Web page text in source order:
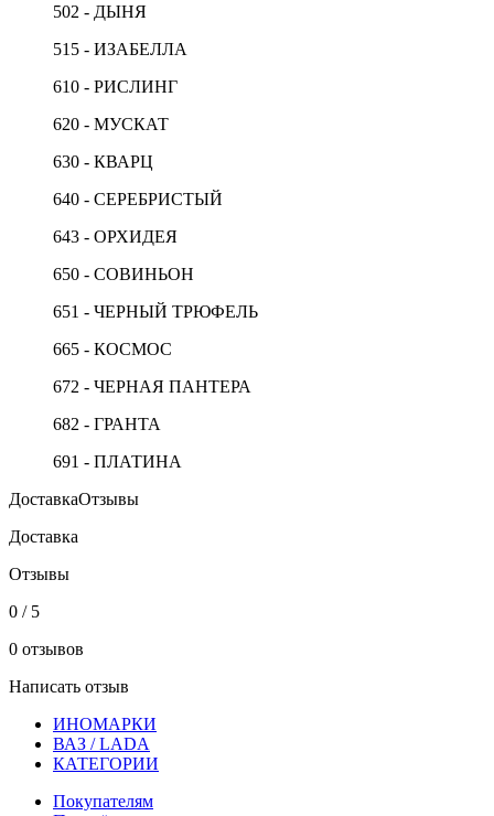
502 - ДЫНЯ
515 - ИЗАБЕЛЛА
610 - РИСЛИНГ
620 - МУСКАТ
630 - КВАРЦ
640 - СЕРЕБРИСТЫЙ
643 - ОРХИДЕЯ
650 - СОВИНЬОН
651 - ЧЕРНЫЙ ТРЮФЕЛЬ
665 - КОСМОС
672 - ЧЕРНАЯ ПАНТЕРА
682 - ГРАНТА
691 - ПЛАТИНА
ДоставкаОтзывы
Доставка
Отзывы
0 / 5
0 отзывов
Написать отзыв
ИНОМАРКИ
ВАЗ / LADA
КАТЕГОРИИ
Покупателям